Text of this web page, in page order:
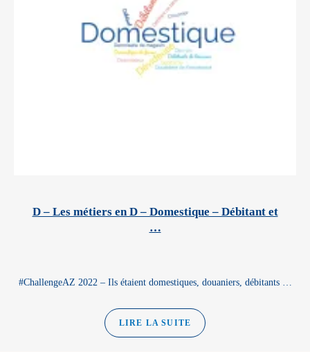
D – Les métiers en D – Domestique – Débitant et
…
#ChallengeAZ 2022 – Ils étaient domestiques, douaniers, débitants …
LIRE LA SUITE